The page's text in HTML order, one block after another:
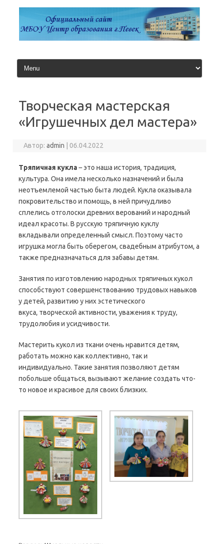
содержимому
Творческая мастерская
«Игрушечных дел мастера»
Автор:admin 06.04.2022
Тряпичная кукла– это наша история, традиция,
культура. Она имела несколько назначений и была
неотъемлемой частью быта людей. Кукла оказывала
покровительство и помощь, в ней причудливо
сплелись отголоски древних верований и народный
идеал красоты. В русскую тряпичную куклу
вкладывали определенный смысл. Поэтому часто
игрушка могла быть оберегом, свадебным атрибутом, а
также предназначаться для забавы детям.
Занятия по изготовлению народных тряпичных кукол
способствуют совершенствованию трудовых навыков
у детей, развитию у них эстетического
вкуса, творческой активности, уважения к труду,
трудолюбия и усидчивости.
Мастерить кукол из ткани очень нравится детям,
работать можно как коллективно, так и
индивидуально. Такие занятия позволяют детям
побольше общаться, вызывают желание создать что-
то новое и красивое для своих близких.